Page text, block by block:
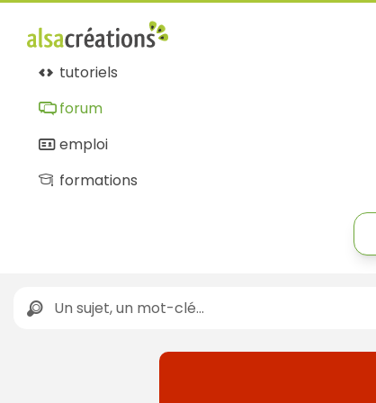
tutoriels
forum
emploi
formations